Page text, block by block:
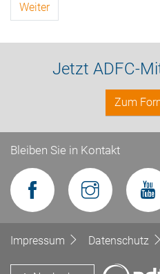
Weiter
Jetzt ADFC-
Zum
Bleiben Sie in Kontakt
Impressum Datenschutz